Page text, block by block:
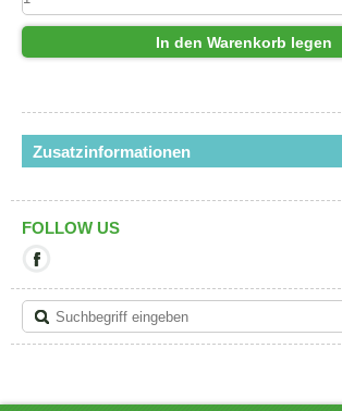
In den Warenkorb legen
Zusatzinformationen
FOLLOW US
Link
verlassen
Sie
die